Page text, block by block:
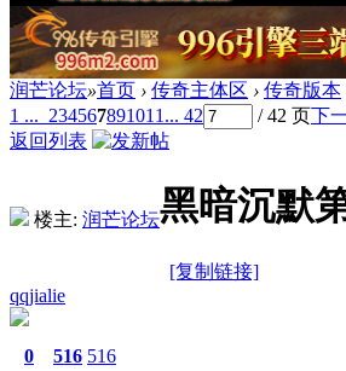
润芒论坛»首页 › 传奇主体区 › 传奇版本
1 ... 234567891011 ... 42 / 42 页下
返回列表
楼主: 润芒论坛黑暗沉默
[复制链接]
qqjialie
0 516 516